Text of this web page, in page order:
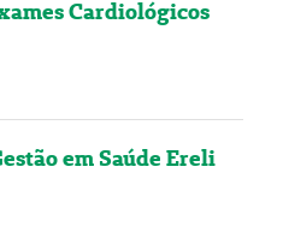
Cardiológicos
em Saúde Ereli